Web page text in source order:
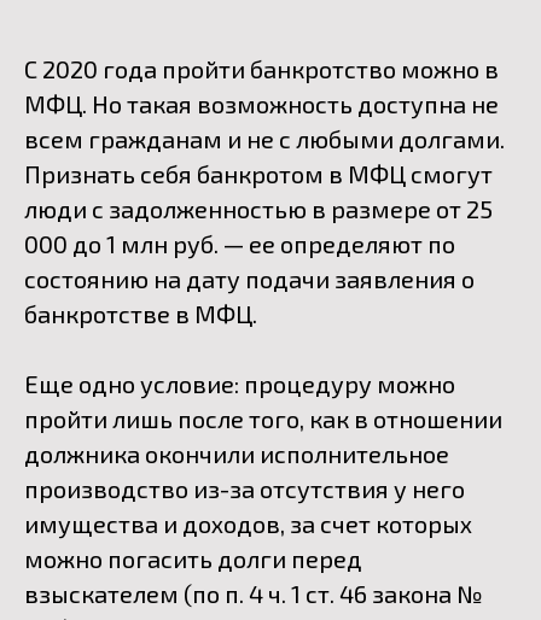
С 2020 года пройти банкротство можно в
МФЦ. Но такая возможность доступна не
всем гражданам и не с любыми долгами.
Признать себя банкротом в МФЦ смогут
люди с задолженностью в размере от 25
000 до 1 млн руб. — ее определяют по
состоянию на дату подачи заявления о
банкротстве в МФЦ.
Еще одно условие: процедуру можно
пройти лишь после того, как в отношении
должника окончили исполнительное
производство из-за отсутствия у него
имущества и доходов, за счет которых
можно погасить долги перед
взыскателем (по п. 4 ч. 1 ст. 46 закона №